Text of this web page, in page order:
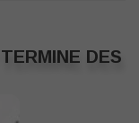
DES